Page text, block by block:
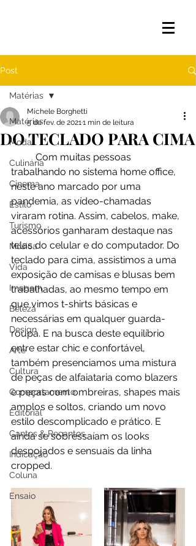
Post
Matérias
Moda
Culinária
Cinema
Estilo
Turismo
Música
Vida
Imagem
Beleza
Design
Arte
Cultura
Comportamento
Editorial
Cantos & Recantos
Indicação
Coluna
Ensaio
Matérias
DO TECLADO PARA CIMA
Michele Borghetti
5 de fev. de 20211 min de leitura
	Com muitas pessoas
trabalhando no sistema home office,
neste ano marcado por uma
pandemia, as vídeo-chamadas
viraram rotina. Assim, cabelos, make,
acessórios ganharam destaque nas
telas do celular e do computador. Do
teclado para cima, assistimos a uma
exposição de camisas e blusas bem
trabalhadas, ao mesmo tempo em
que vimos t-shirts básicas e
necessárias em qualquer guarda-
roupa. E na busca deste equilíbrio
entre estar chic e confortável,
também presenciamos uma mistura
de peças de alfaiataria como blazers
e peças com ombreiras, shapes mais
amplos e soltos, criando um novo
estilo descomplicado e prático. E
ainda se sobressaíam os looks
despojados e sensuais da linha
cropped.